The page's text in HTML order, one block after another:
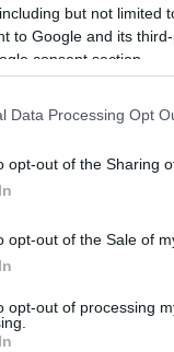
but not limited
to Google and its
consent section.
Data Processing Opt
opt-out of the Sharing
opt-out of the Sale of
opt-out of processing